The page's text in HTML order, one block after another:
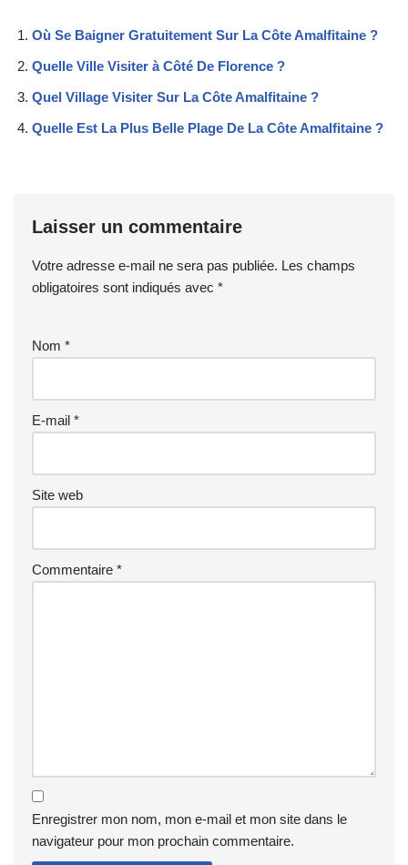
Où Se Baigner Gratuitement Sur La Côte Amalfitaine ?
Quelle Ville Visiter à Côté De Florence ?
Quel Village Visiter Sur La Côte Amalfitaine ?
Quelle Est La Plus Belle Plage De La Côte Amalfitaine ?
Laisser un commentaire
Votre adresse e-mail ne sera pas publiée. Les champs
obligatoires sont indiqués avec *
Nom *
E-mail *
Site web
Commentaire *
Enregistrer mon nom, mon e-mail et mon site dans le
navigateur pour mon prochain commentaire.